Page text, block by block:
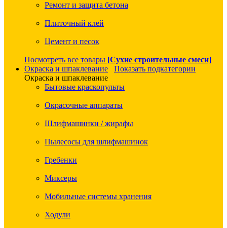
Ремонт и защита бетона
Плиточный клей
Цемент и песок
Посмотреть все товары [Сухие строительные смеси]
Окраска и шпаклевание
Показать подкатегории
Окраска и шпаклевание
Бытовые краскопульты
Окрасочные аппараты
Шлифмашинки / жирафы
Пылесосы для шлифмашинок
Гребенки
Миксеры
Мобильные системы хранения
Ходули